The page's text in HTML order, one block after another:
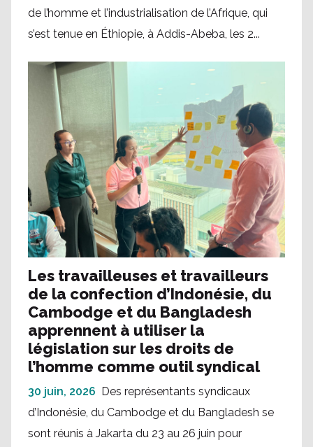
de l’homme et l’industrialisation de l’Afrique, qui
s’est tenue en Éthiopie, à Addis-Abeba, les 2...
Les travailleuses et travailleurs
de la confection d’Indonésie, du
Cambodge et du Bangladesh
apprennent à utiliser la
législation sur les droits de
l’homme comme outil syndical
30 juin, 2026
Des représentants syndicaux
d’Indonésie, du Cambodge et du Bangladesh se
sont réunis à Jakarta du 23 au 26 juin pour